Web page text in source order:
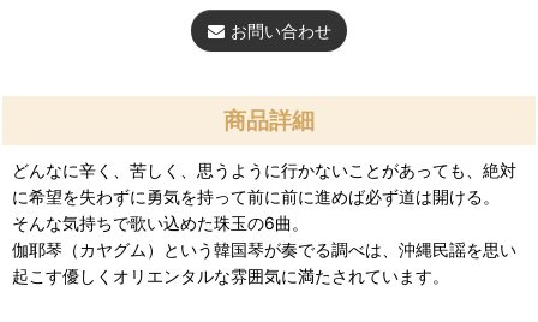
お問い合わせ
商品詳細
どんなに辛く、苦しく、思うように行かないことがあっても、絶対
に希望を失わずに勇気を持って前に前に進めば必ず道は開ける。
そんな気持ちで歌い込めた珠玉の6曲。
伽耶琴（カヤグム）という韓国琴が奏でる調べは、沖縄民謡を思い
起こす優しくオリエンタルな雰囲気に満たされています。